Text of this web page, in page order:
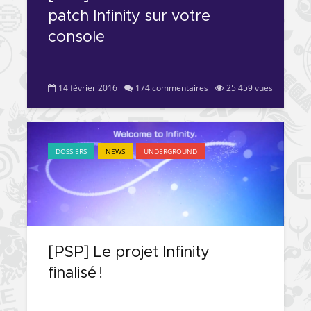
patch Infinity sur votre
console
14 février 2016 174 commentaires 25 459 vues
DOSSIERS NEWS UNDERGROUND
[PSP] Le projet Infinity
finalisé !